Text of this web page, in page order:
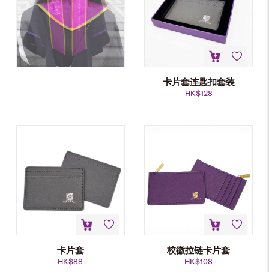
卡片套连匙扣套装
HK$128
卡片套
HK$88
校徽拉链卡片套
HK$108